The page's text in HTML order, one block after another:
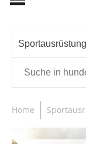
Sportausrüstung
Home